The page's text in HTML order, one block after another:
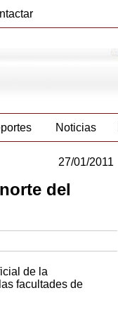
Noticias
27/01/2011
del
de la
facultades de